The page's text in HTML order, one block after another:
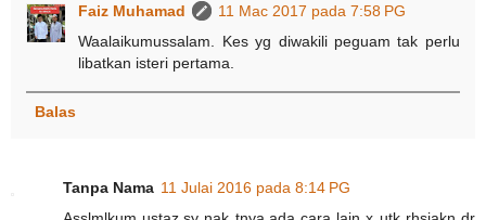
Faiz Muhamad
11 Mac 2017 pada 7:58 PG
Waalaikumussalam. Kes yg diwakili peguam tak perlu
libatkan isteri pertama.
Balas
Tanpa Nama 11 Julai 2016 pada 8:14 PG